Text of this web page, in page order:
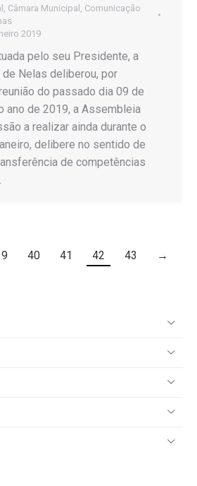
, Câmara Municipal , Comunicação
2019
pelo seu Presidente, a
de Nelas deliberou, por
do passado dia 09 de
ano de 2019, a Assembleia
a realizar ainda durante o
delibere no sentido de
de competências
40 41 42 43 →